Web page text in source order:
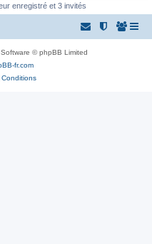
enregistré et 3 invités
© phpBB Limited
fr.com
Conditions